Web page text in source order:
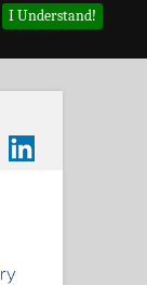
I Understand!